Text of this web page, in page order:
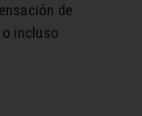
de
incluso